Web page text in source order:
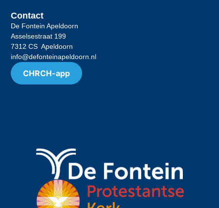
Contact
De Fontein Apeldoorn
Asselsestraat 199
7312 CS Apeldoorn
info@defonteinapeldoorn.nl
CHRCH-app